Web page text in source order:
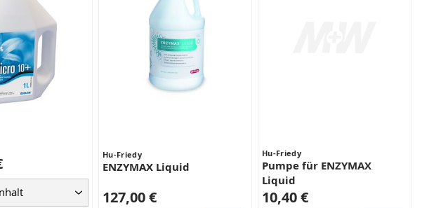
Hu-Friedy
ENZYMAX Liquid
127,00 €
Hu-Friedy
Pumpe für ENZYMAX
Liquid
10,40 €